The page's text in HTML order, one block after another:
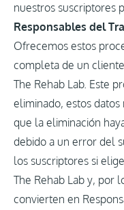
nuestros suscriptores
Responsables del
Ofrecemos estos
completa de un
The Rehab Lab. Este
eliminado, estos
que la eliminación
debido a un error del
los suscriptores si
The Rehab Lab y, por
convierten en